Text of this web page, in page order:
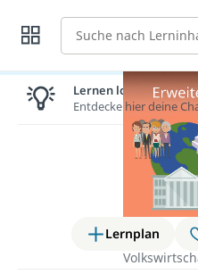
Suche
Lernplan
Lernen lohnt sich!
Entdecke hier deine